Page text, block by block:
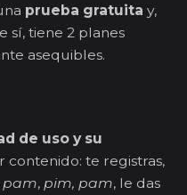
prueba gratuita y,
sí, tiene 2 planes
asequibles.
de uso y su
contenido: te registras,
pam, pim, pam, le das